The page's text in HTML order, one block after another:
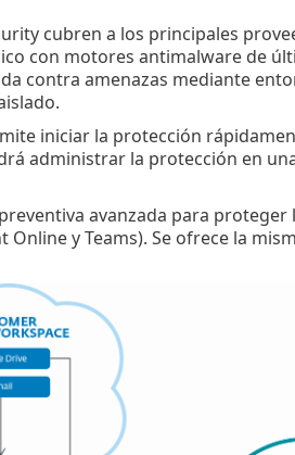
cubren a los principales
con motores antimalware de
contra amenazas mediante
iniciar la protección
administrar la protección en
avanzada para
y Teams). Se ofrece la